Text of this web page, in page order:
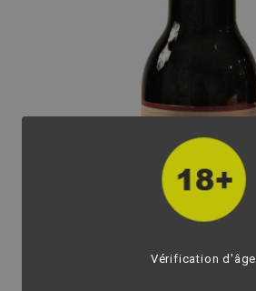
Vérification d'âge